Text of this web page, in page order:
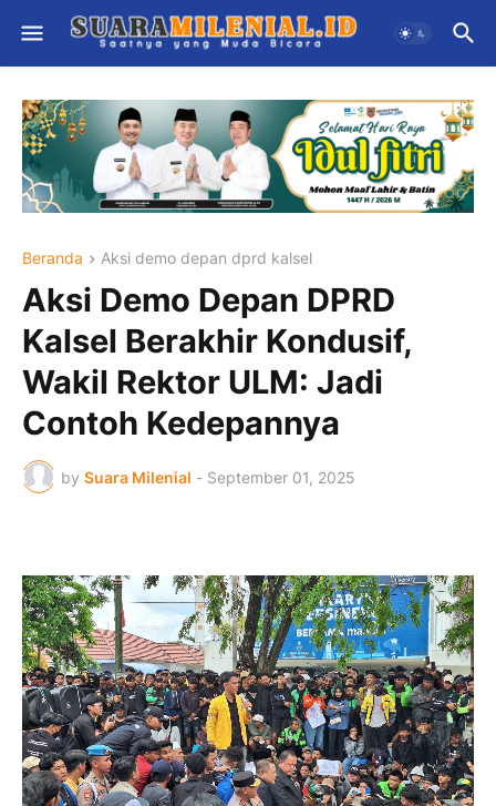
Beranda Aksi demo depan dprd kalsel
Aksi Demo Depan DPRD
Kalsel Berakhir Kondusif,
Wakil Rektor ULM: Jadi
Contoh Kedepannya
by Suara Milenial - September 01, 2025